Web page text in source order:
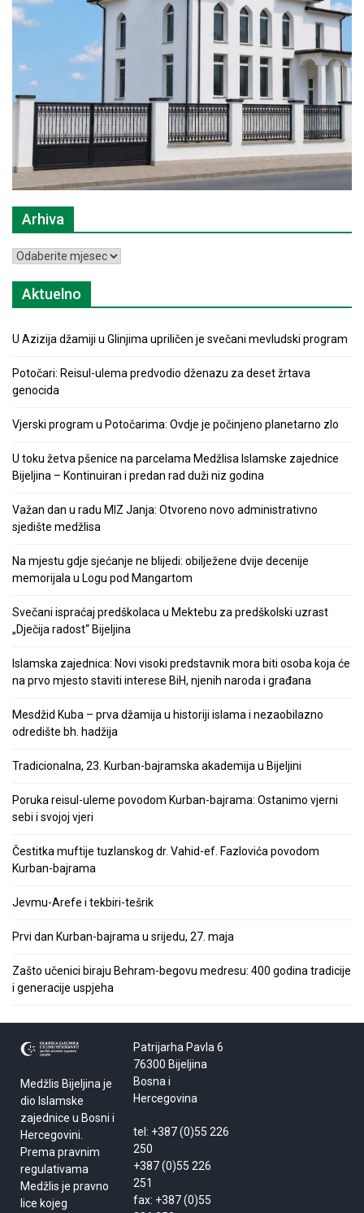
Arhiva
Arhiva
Aktuelno
U Azizija džamiji u Glinjima upriličen je svečani mevludski program
Potočari: Reisul-ulema predvodio dženazu za deset žrtava
genocida
Vjerski program u Potočarima: Ovdje je počinjeno planetarno zlo
U toku žetva pšenice na parcelama Medžlisa Islamske zajednice
Bijeljina – Kontinuiran i predan rad duži niz godina
Važan dan u radu MIZ Janja: Otvoreno novo administrativno
sjedište medžlisa
Na mjestu gdje sjećanje ne blijedi: obilježene dvije decenije
memorijala u Logu pod Mangartom
Svečani ispraćaj predškolaca u Mektebu za predškolski uzrast
„Dječija radost“ Bijeljina
Islamska zajednica: Novi visoki predstavnik mora biti osoba koja će
na prvo mjesto staviti interese BiH, njenih naroda i građana
Mesdžid Kuba – prva džamija u historiji islama i nezaobilazno
odredište bh. hadžija
Tradicionalna, 23. Kurban-bajramska akademija u Bijeljini
Poruka reisul-uleme povodom Kurban-bajrama: Ostanimo vjerni
sebi i svojoj vjeri
Čestitka muftije tuzlanskog dr. Vahid-ef. Fazlovića povodom
Kurban-bajrama
Jevmu-Arefe i tekbiri-tešrik
Prvi dan Kurban-bajrama u srijedu, 27. maja
Zašto učenici biraju Behram-begovu medresu: 400 godina tradicije
i generacije uspjeha
Medžlis Bijeljina je
dio Islamske
zajednice u Bosni i
Hercegovini.
Prema pravnim
regulativama
Medžlis je pravno
lice kojeg
Patrijarha Pavla 6
76300 Bijeljina
Bosna i
Hercegovina
tel: +387 (0)55 226
250
+387 (0)55 226
251
fax: +387 (0)55